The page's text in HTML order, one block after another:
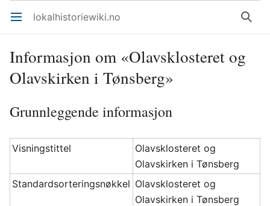
Åpne hovedmenyen lokalhistoriewiki.no Søk
Informasjon om «Olavsklosteret og
Olavskirken i Tønsberg»
Grunnleggende informasjon
Visningstittel
Olavsklosteret og
Olavskirken i Tønsberg
Standardsorteringsnøkkel Olavsklosteret og
Olavskirken i Tønsberg